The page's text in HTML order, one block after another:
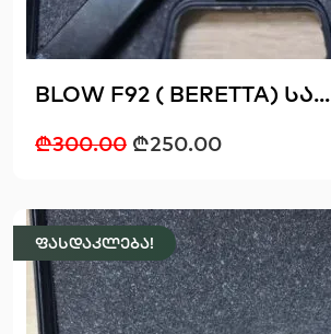
BLOW F92 ( BERETTA) სა...
₾300.00 ₾250.00
ფასდაკლება!